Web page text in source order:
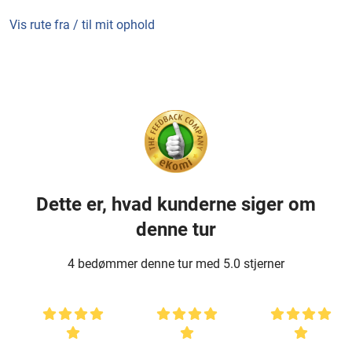
Vis rute fra / til mit ophold
Dette er, hvad kunderne siger om
denne tur
4 bedømmer denne tur med 5.0 stjerner